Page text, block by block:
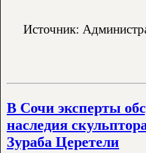
Источник:
В Сочи эксперты
наследия
Зураба Церетели